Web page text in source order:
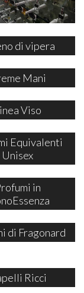
di vipera
Mani
Viso
Equivalenti
Unisex
in
di Fragonard
Ricci